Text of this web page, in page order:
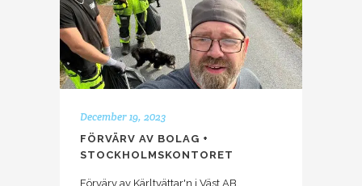
December 19, 2023
FÖRVÄRV AV BOLAG +
STOCKHOLMSKONTORET
Förvärv av Kärltvättar'n i Väst AB,